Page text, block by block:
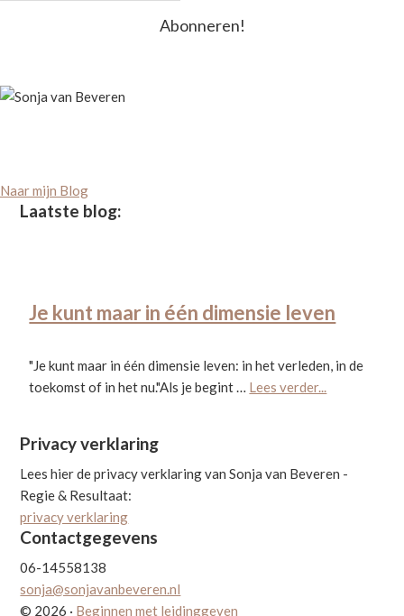
Naar mijn Blog
Footer
Laatste blog:
Je kunt maar in één dimensie leven
"Je kunt maar in één dimensie leven: in het verleden, in de
toekomst of in het nu."Als je begint … Lees verder...
in
Privacy verklaring
Lees hier de privacy verklaring van Sonja van Beveren -
Regie & Resultaat:
privacy verklaring
Contactgegevens
06-14558138
sonja@sonjavanbeveren.nl
© 2026 · Beginnen met leidinggeven